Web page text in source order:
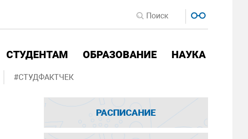
СТУДЕНТАМ ОБРАЗОВАНИЕ НАУКА
#СТУДФАКТЧЕК
РАСПИСАНИЕ